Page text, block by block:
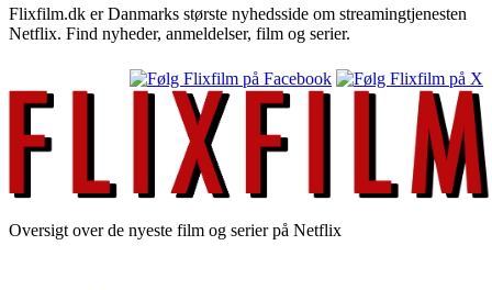
Flixfilm.dk er Danmarks største nyhedsside om streamingtjenesten
Netflix. Find nyheder, anmeldelser, film og serier.
Oversigt over de nyeste film og serier på Netflix